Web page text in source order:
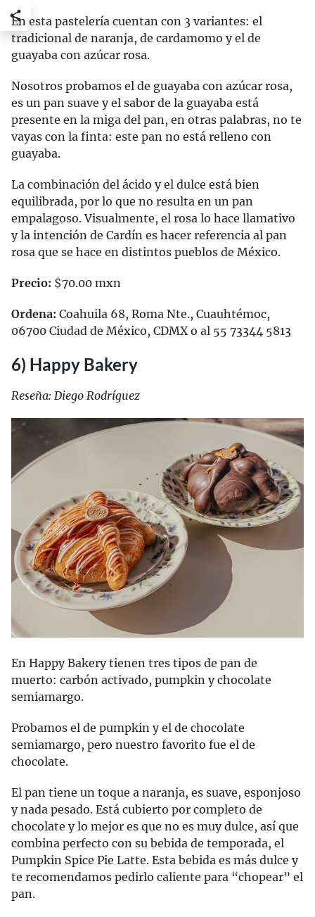
En esta pastelería cuentan con 3 variantes: el
tradicional de naranja, de cardamomo y el de
guayaba con azúcar rosa.
Nosotros probamos el de guayaba con azúcar rosa,
es un pan suave y el sabor de la guayaba está
presente en la miga del pan, en otras palabras, no te
vayas con la finta: este pan no está relleno con
guayaba.
La combinación del ácido y el dulce está bien
equilibrada, por lo que no resulta en un pan
empalagoso. Visualmente, el rosa lo hace llamativo
y la intención de Cardín es hacer referencia al pan
rosa que se hace en distintos pueblos de México.
Precio: $70.00 mxn
Ordena: Coahuila 68, Roma Nte., Cuauhtémoc,
06700 Ciudad de México, CDMX o al 55 73344 5813
6) Happy Bakery
Reseña: Diego Rodríguez
En Happy Bakery tienen tres tipos de pan de
muerto: carbón activado, pumpkin y chocolate
semiamargo.
Probamos el de pumpkin y el de chocolate
semiamargo, pero nuestro favorito fue el de
chocolate.
El pan tiene un toque a naranja, es suave, esponjoso
y nada pesado. Está cubierto por completo de
chocolate y lo mejor es que no es muy dulce, así que
combina perfecto con su bebida de temporada, el
Pumpkin Spice Pie Latte. Esta bebida es más dulce y
te recomendamos pedirlo caliente para “chopear” el
pan.